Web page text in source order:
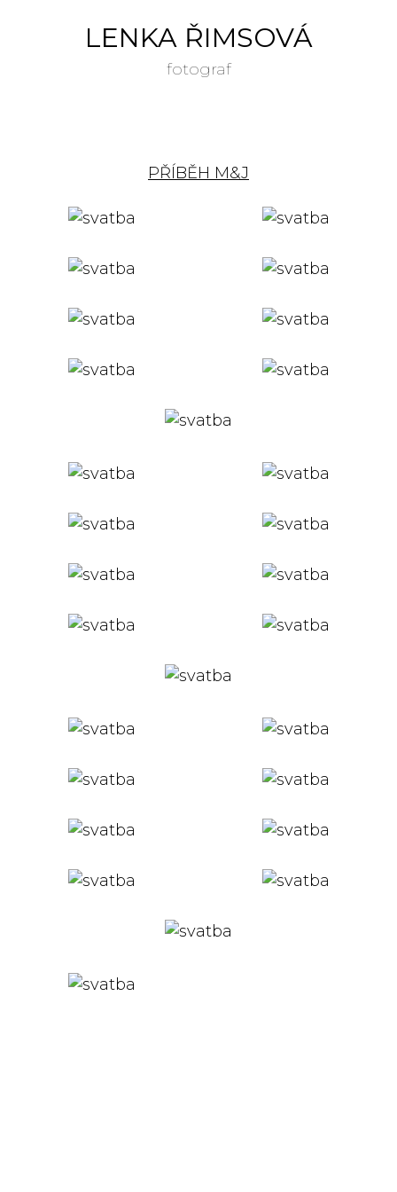
LENKA ŘIMSOVÁ
fotograf
PŘÍBĚH M&J